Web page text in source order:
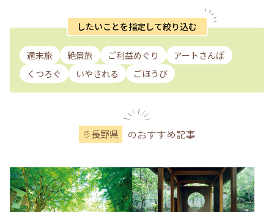
したいことを指定して絞り込む
週末旅 絶景旅 ご利益めぐり
アートさんぽ
くつろぐ
いやされる ごほうび
長野県 のおすすめ記事